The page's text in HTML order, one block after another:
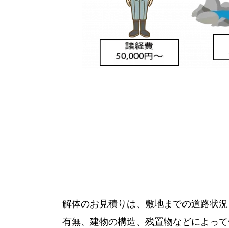
解体のお見積りは、敷地までの道路状
有無、建物の構造、残置物などによっ